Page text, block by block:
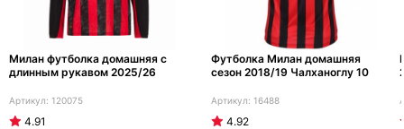
Милан футболка домашняя с
длинным рукавом 2025/26
120075
4.91
Футболка Милан домашняя
сезон 2018/19 Чалханоглу 10
16488
4.92